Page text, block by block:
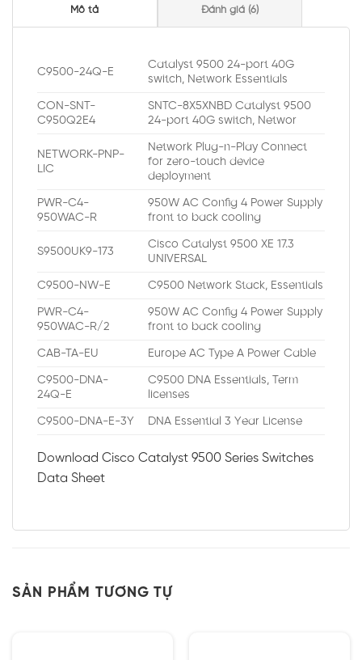
Mô tả Đánh giá (6)
C9500-24Q-E
Catalyst 9500 24-port 40G
switch, Network Essentials
CON-SNT-
C950Q2E4
SNTC-8X5XNBD Catalyst 9500
24-port 40G switch, Networ
NETWORK-PNP-
LIC
Network Plug-n-Play Connect
for zero-touch device
deployment
PWR-C4-
950WAC-R
950W AC Config 4 Power Supply
front to back cooling
S9500UK9-173
Cisco Catalyst 9500 XE 17.3
UNIVERSAL
C9500-NW-E C9500 Network Stack, Essentials
PWR-C4-
950WAC-R/2
950W AC Config 4 Power Supply
front to back cooling
CAB-TA-EU Europe AC Type A Power Cable
C9500-DNA-
24Q-E
C9500 DNA Essentials, Term
licenses
C9500-DNA-E-3Y DNA Essential 3 Year License
Download Cisco Catalyst 9500 Series Switches
Data Sheet
SẢN PHẨM TƯƠNG TỰ